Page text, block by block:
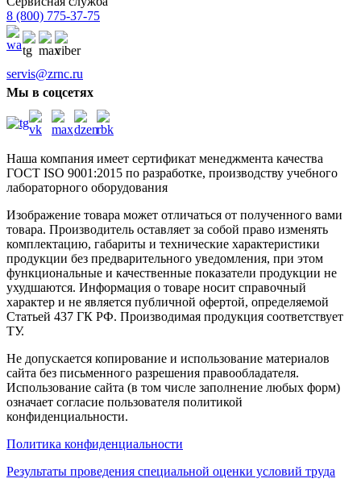
8 (800) 775-37-75
servis@zrnc.ru
Мы в соцсетях
Наша компания имеет сертификат менеджмента качества
ГОСТ ISO 9001:2015 по разработке, производству учебного
лабораторного оборудования
Изображение товара может отличаться от полученного вами
товара. Производитель оставляет за собой право изменять
комплектацию, габариты и технические характеристики
продукции без предварительного уведомления, при этом
функциональные и качественные показатели продукции не
ухудшаются. Информация о товаре носит справочный
характер и не является публичной офертой, определяемой
Статьей 437 ГК РФ. Производимая продукция соответствует
ТУ.
Не допускается копирование и использование материалов
сайта без письменного разрешения правообладателя.
Использование сайта (в том числе заполнение любых форм)
означает согласие пользователя политикой
конфиденциальности.
Политика конфиденциальности
Результаты проведения специальной оценки условий труда